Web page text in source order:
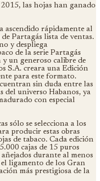
las hojas han ganado
ascendido rápidamente al
Partagás lista de ventas.
y despliega
de la serie Partagás
un generoso calibre de
S.A. creara una Edición
para este formato.
sin duda entre las
del universo Habanos, ya
con especial
sólo se selecciona a los
producir estas obras
de tabaco. Cada edición
cajas de 15 puros
durante al menos
ligamento de los Gran
más prestigiosa de la